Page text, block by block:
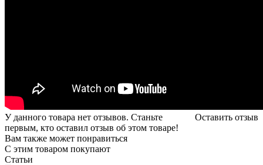
Оставить отзыв
У данного товара нет отзывов. Станьте
первым, кто оставил отзыв об этом товаре!
Вам также может понравиться
С этим товаром покупают
Статьи